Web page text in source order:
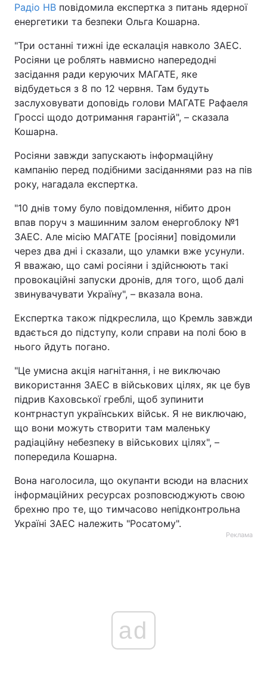
Радіо НВ повідомила експертка з питань ядерної
енергетики та безпеки Ольга Кошарна.
"Три останні тижні іде ескалація навколо ЗАЕС.
Росіяни це роблять навмисно напередодні
засідання ради керуючих МАГАТЕ, яке
відбудеться з 8 по 12 червня. Там будуть
заслуховувати доповідь голови МАГАТЕ Рафаеля
Гроссі щодо дотримання гарантій", – сказала
Кошарна.
Росіяни завжди запускають інформаційну
кампанію перед подібними засіданнями раз на пів
року, нагадала експертка.
"10 днів тому було повідомлення, нібито дрон
впав поруч з машинним залом енергоблоку №1
ЗАЕС. Але місію МАГАТЕ [росіяни] повідомили
через два дні і сказали, що уламки вже усунули.
Я вважаю, що самі росіяни і здійснюють такі
провокаційні запуски дронів, для того, щоб далі
звинувачувати Україну", – вказала вона.
Експертка також підкреслила, що Кремль завжди
вдається до підступу, коли справи на полі бою в
нього йдуть погано.
"Це умисна акція нагнітання, і не виключаю
використання ЗАЕС в військових цілях, як це був
підрив Каховської греблі, щоб зупинити
контрнаступ українських військ. Я не виключаю,
що вони можуть створити там маленьку
радіаційну небезпеку в військових цілях", –
попередила Кошарна.
Вона наголосила, що окупанти всюди на власних
інформаційних ресурсах розповсюджують свою
брехню про те, що тимчасово непідконтрольна
Україні ЗАЕС належить "Росатому".
Реклама
ad